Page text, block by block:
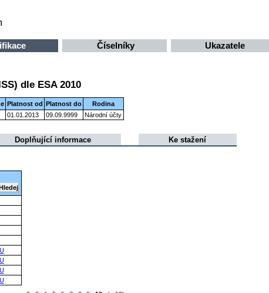
Číselníky Ukazatele
dle ESA 2010
Platnost od Platnost do
Rodina
01.01.2013 09.09.9999 Národní účty
Doplňující informace Ke stažení